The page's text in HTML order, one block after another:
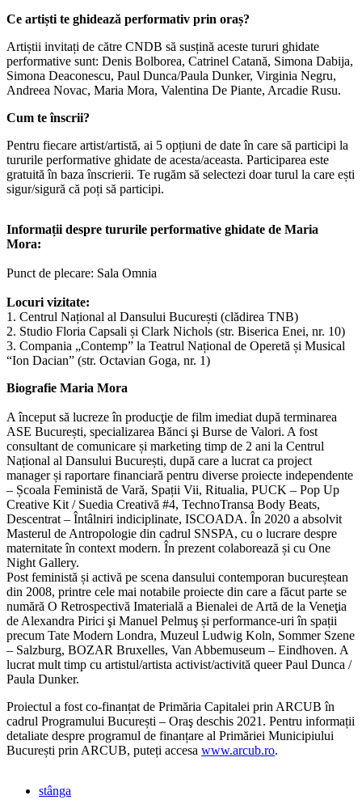
Ce artiști te ghidează performativ prin oraș?
Artiștii invitați de către CNDB să susțină aceste tururi ghidate
performative sunt: Denis Bolborea, Catrinel Catană, Simona Dabija,
Simona Deaconescu, Paul Dunca/Paula Dunker, Virginia Negru,
Andreea Novac, Maria Mora, Valentina De Piante, Arcadie Rusu.
Cum te înscrii?
Pentru fiecare artist/artistă, ai 5 opțiuni de date în care să participi la
tururile performative ghidate de acesta/aceasta. Participarea este
gratuită în baza înscrierii. Te rugăm să selectezi doar turul la care ești
sigur/sigură că poți să participi.
Informații despre tururile performative ghidate de Maria
Mora:
Punct de plecare: Sala Omnia
Locuri vizitate:
1. Centrul Național al Dansului București (clădirea TNB)
2. Studio Floria Capsali și Clark Nichols (str. Biserica Enei, nr. 10)
3. Compania „Contemp” la Teatrul Național de Operetă și Musical
“Ion Dacian” (str. Octavian Goga, nr. 1)
Biografie Maria Mora
A început să lucreze în producţie de film imediat după terminarea
ASE București, specializarea Bănci şi Burse de Valori. A fost
consultant de comunicare și marketing timp de 2 ani la Centrul
Național al Dansului București, după care a lucrat ca project
manager și raportare financiară pentru diverse proiecte independente
– Școala Feministă de Vară, Spații Vii, Ritualia, PUCK – Pop Up
Creative Kit / Suedia Creativă #4, TechnoTransa Body Beats,
Descentrat – Întâlniri indiciplinate, ISCOADA. În 2020 a absolvit
Masterul de Antropologie din cadrul SNSPA, cu o lucrare despre
maternitate în context modern. În prezent colaborează și cu One
Night Gallery.
Post feministă și activă pe scena dansului contemporan bucureștean
din 2008, printre cele mai notabile proiecte din care a făcut parte se
numără O Retrospectivă Imaterială a Bienalei de Artă de la Veneţia
de Alexandra Pirici şi Manuel Pelmuş și performance-uri în spații
precum Tate Modern Londra, Muzeul Ludwig Koln, Sommer Szene
– Salzburg, BOZAR Bruxelles, Van Abbemuseum – Eindhoven. A
lucrat mult timp cu artistul/artista activist/activită queer Paul Dunca /
Paula Dunker.
Proiectul a fost co-finanțat de Primăria Capitalei prin ARCUB în
cadrul Programului București – Oraş deschis 2021. Pentru informații
detaliate despre programul de finanțare al Primăriei Municipiului
București prin ARCUB, puteți accesa www.arcub.ro.
stânga